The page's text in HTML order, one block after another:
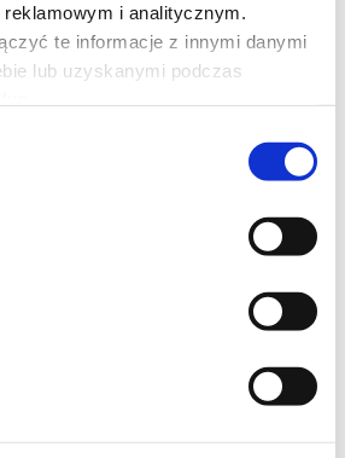
reklamowym i analitycznym.
te informacje z innymi danymi
lub uzyskanymi podczas